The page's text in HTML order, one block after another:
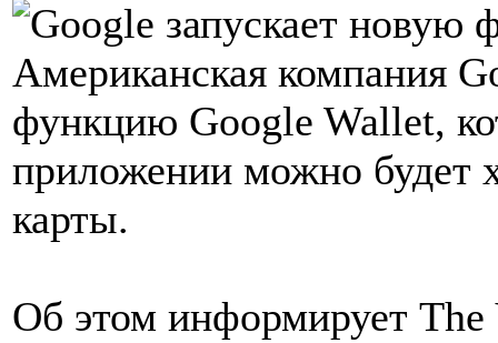
Американская компания
функцию Google Wallet,
приложении можно будет
карты.
Об этом информирует The